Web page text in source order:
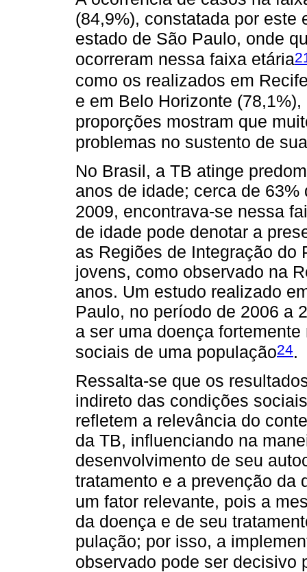
(84,9%), constatada por este
estado de São Paulo, onde
ocorreram nessa faixa etária
como os realizados em
e em Belo Horizonte
proporções mostram que
problemas no sustento de
No Brasil, a TB atinge
anos de idade; cerca de
2009, encontrava-se nessa
de idade pode denotar a
as Regiões de Integração do
jovens, como observado na
anos. Um estudo realizado
Paulo, no período de 2006 a
a ser uma doença
sociais de uma população24.
Ressalta-se que os
indireto das condições
refletem a relevância do
da TB, influenciando na
desenvolvimento de seu
tratamento e a prevenção da
um fator relevante, pois a
da doença e de seu
pulação; por isso, a
observado pode ser decisivo